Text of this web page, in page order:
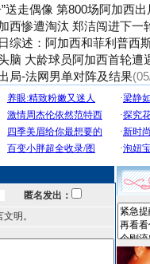
送走偶像 第800场阿加西出
西惨遭淘汰 郑洁闯进下一
综述：阿加西和菲利普西
脑 大龄球员阿加西首轮遭
局-法网男单对阵及结果
匿名发出：
明。